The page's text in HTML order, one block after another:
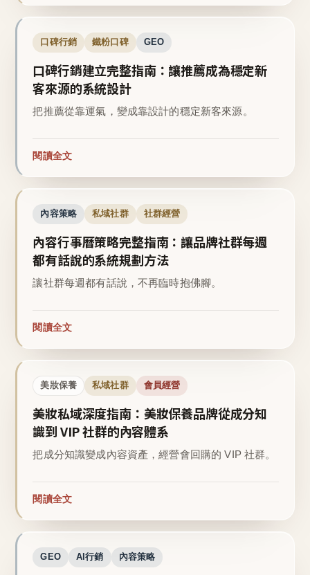
口碑行銷 鐵粉口碑 GEO
口碑行銷建立完整指南：讓推薦成為穩定新
客來源的系統設計
把推薦從靠運氣，變成靠設計的穩定新客來源。
閱讀全文
內容策略 私域社群 社群經營
內容行事曆策略完整指南：讓品牌社群每週
都有話說的系統規劃方法
讓社群每週都有話說，不再臨時抱佛腳。
閱讀全文
美妝保養 私域社群 會員經營
美妝私域深度指南：美妝保養品牌從成分知
識到 VIP 社群的內容體系
把成分知識變成內容資產，經營會回購的 VIP 社群。
閱讀全文
GEO AI行銷 內容策略